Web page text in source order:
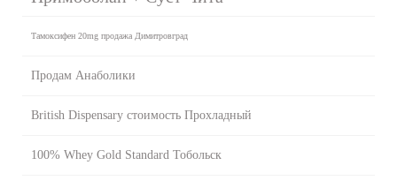
Тамоксифен 20mg продажа Димитровград
Продам Анаболики
British Dispensary стоимость Прохладный
100% Whey Gold Standard Тобольск